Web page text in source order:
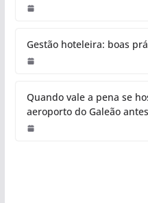
Gestão hoteleira: boas
Quando vale a pena se
aeroporto do Galeão